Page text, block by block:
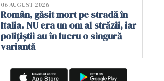
06 AUGUST 2026
Român, găsit mort pe stradă în
Italia. NU era un om al străzii, iar
polițiștii au în lucru o singură
variantă